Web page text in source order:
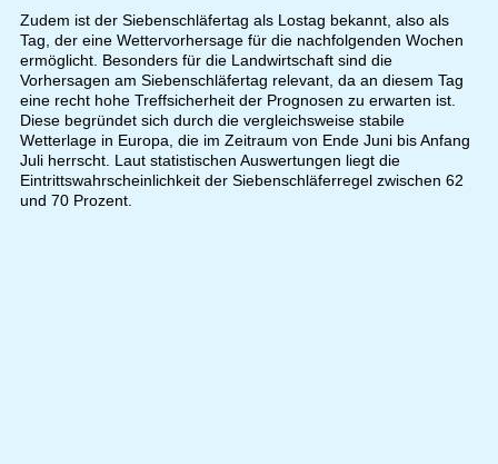
Zudem ist der Siebenschläfertag als Lostag bekannt, also als
Tag, der eine Wettervorhersage für die nachfolgenden Wochen
ermöglicht. Besonders für die Landwirtschaft sind die
Vorhersagen am Siebenschläfertag relevant, da an diesem Tag
eine recht hohe Treffsicherheit der Prognosen zu erwarten ist.
Diese begründet sich durch die vergleichsweise stabile
Wetterlage in Europa, die im Zeitraum von Ende Juni bis Anfang
Juli herrscht. Laut statistischen Auswertungen liegt die
Eintrittswahrscheinlichkeit der Siebenschläferregel zwischen 62
und 70 Prozent.